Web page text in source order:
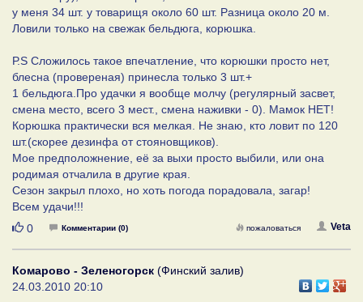
у меня 34 шт. у товарищя около 60 шт. Разница около 20 м.
Ловили только на свежак бельдюга, корюшка.
Р.S Сложилось такое впечатление, что корюшки просто нет,
блесна (провереная) принесла только 3 шт.+
1 бельдюга.Про удачки я вообще молчу (регулярный засвет,
смена место, всего 3 мест., смена наживки - 0). Мамок НЕТ!
Корюшка практически вся мелкая. Не знаю, кто ловит по 120
шт.(скорее дезинфа от стояновщиков).
Мое предположнение, её за выхи просто выбили, или она
родимая отчалила в другие края.
Сезон закрыл плохо, но хоть погода порадовала, загар!
Всем удачи!!!
Нравится
0 Комментарии (0) Veta
пожаловаться
Комарово - Зеленогорск (Финский залив)
24.03.2010 20:10